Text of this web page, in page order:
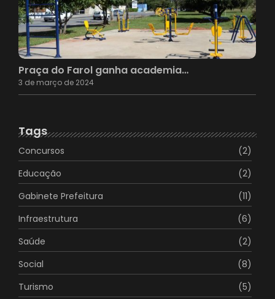
Praça do Farol ganha academia…
3 de março de 2024
Tags
Concursos
(2)
Educação
(2)
Gabinete Prefeitura
(11)
Infraestrutura
(6)
Saúde
(2)
Social
(8)
Turismo
(5)